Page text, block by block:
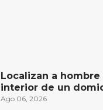
Localizan a hombre
interior de un
comunidad El
Ago 06, 2026